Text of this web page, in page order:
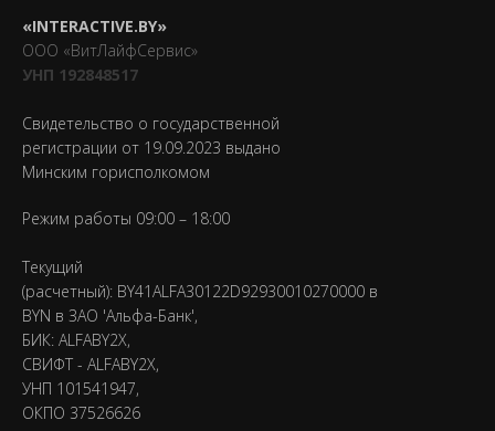
«INTERACTIVE.BY»
ООО «ВитЛайфСервис»
УНП 192848517
Свидетельство о государственной
регистрации от 19.09.2023 выдано
Минским горисполкомом
Режим работы 09:00 – 18:00
Текущий
(расчетный): BY41ALFA30122D92930010270000 в
BYN в ЗАО 'Альфа-Банк',
БИК: ALFABY2X,
СВИФТ - ALFABY2X,
УНП 101541947,
ОКПО 37526626